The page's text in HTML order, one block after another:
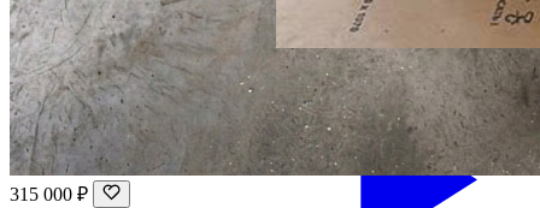
315 000 ₽